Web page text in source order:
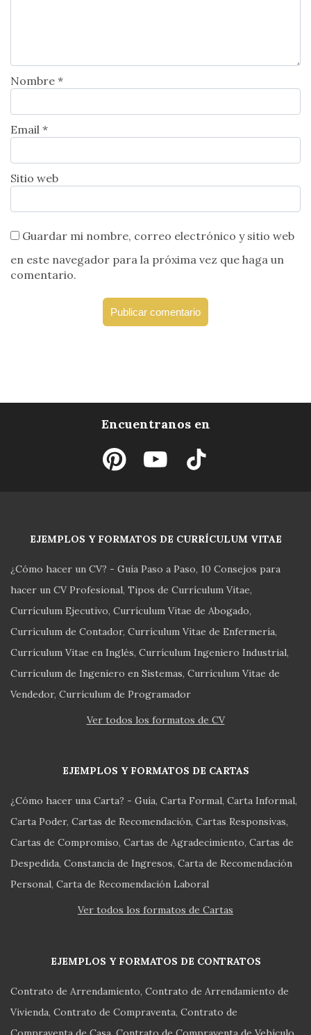
Nombre *
Email *
Sitio web
Guardar mi nombre, correo electrónico y sitio web
en este navegador para la próxima vez que haga un
comentario.
Encuentranos en
EJEMPLOS Y FORMATOS DE CURRÍCULUM VITAE
¿Cómo hacer un CV? - Guía Paso a Paso 10 Consejos para
hacer un CV Profesional Tipos de Currículum Vitae
Currículum Ejecutivo Currículum Vitae de Abogado
Currículum de Contador Currículum Vitae de Enfermería
Currículum Vitae en Inglés Currículum Ingeniero Industrial
Currículum de Ingeniero en Sistemas Currículum Vitae de
Vendedor Currículum de Programador
Ver todos los formatos de CV
EJEMPLOS Y FORMATOS DE CARTAS
¿Cómo hacer una Carta? - Guía Carta Formal Carta Informal
Carta Poder Cartas de Recomendación Cartas Responsivas
Cartas de Compromiso Cartas de Agradecimiento Cartas de
Despedida Constancia de Ingresos Carta de Recomendación
Personal Carta de Recomendación Laboral
Ver todos los formatos de Cartas
EJEMPLOS Y FORMATOS DE CONTRATOS
Contrato de Arrendamiento Contrato de Arrendamiento de
Vivienda Contrato de Compraventa Contrato de